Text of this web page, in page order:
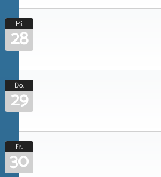
Mi.
28
Do.
29
Fr.
30